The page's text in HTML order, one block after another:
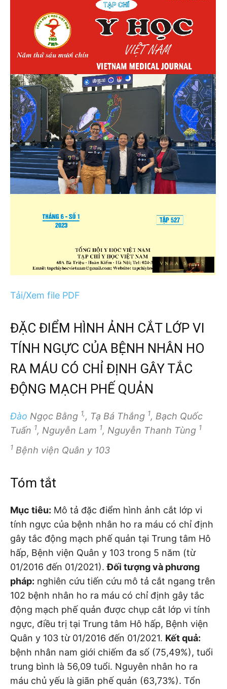
Tải/Xem file PDF
ĐẶC ĐIỂM HÌNH ẢNH CẮT LỚP VI
TÍNH NGỰC CỦA BỆNH NHÂN HO
RA MÁU CÓ CHỈ ĐỊNH GÂY TẮC
ĐỘNG MẠCH PHẾ QUẢN
Đào Ngọc Bằng 1,, Tạ Bá Thắng 1, Bạch Quốc
Tuấn 1, Nguyễn Lam 1, Nguyễn Thanh Tùng 1
1 Bệnh viện Quân y 103
Tóm tắt
Mục tiêu: Mô tả đặc điểm hình ảnh cắt lớp vi
tính ngực của bệnh nhân ho ra máu có chỉ định
gây tắc động mạch phế quản tại Trung tâm Hô
hấp, Bệnh viện Quân y 103 trong 5 năm (từ
01/2016 đến 01/2021).Đối tượng và phương
pháp: nghiên cứu tiến cứu mô tả cắt ngang trên
102 bệnh nhân ho ra máu có chỉ định gây tắc
động mạch phế quản được chụp cắt lớp vi tính
ngực, điều trị tại Trung tâm Hô hấp, Bệnh viện
Quân y 103 từ 01/2016 đến 01/2021. Kết quả:
bệnh nhân nam giới chiếm đa số (75,49%), tuổi
trung bình là 56,09 tuổi. Nguyên nhân ho ra
máu chủ yếu là giãn phế quản (63,73%). Tổn